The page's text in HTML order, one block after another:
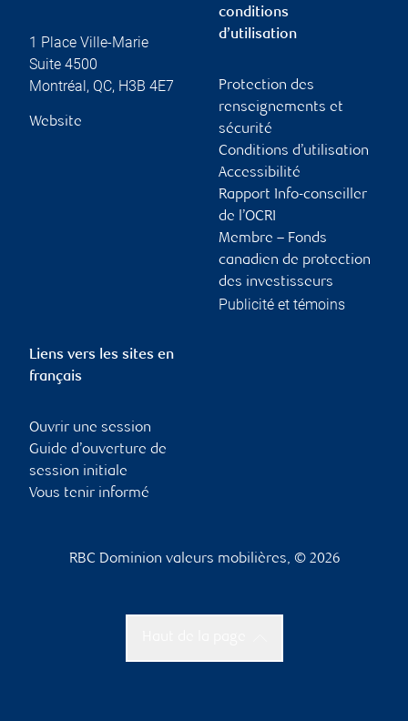
1 Place Ville-Marie
Suite 4500
Montréal, QC, H3B 4E7
Website
conditions
d’utilisation
Protection des
renseignements et
sécurité
Conditions d’utilisation
Accessibilité
Rapport Info-conseiller
de l’OCRI
Membre – Fonds
canadien de protection
des investisseurs
Publicité et témoins
Liens vers les sites en
français
Ouvrir une session
Guide d’ouverture de
session initiale
Vous tenir informé
RBC Dominion valeurs mobilières, © 2026